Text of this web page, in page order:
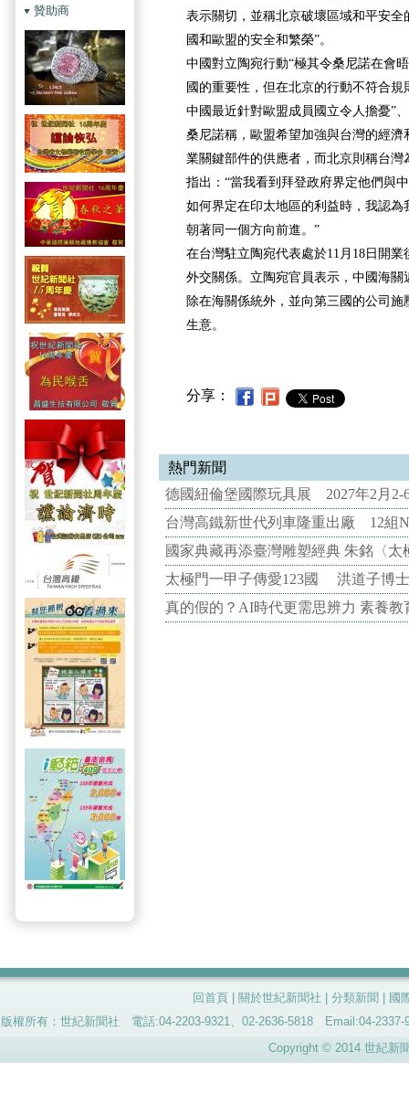
贊助商
表示關切，並稱北京破壞區域和平安全
國和歐盟的安全和繁榮”。
中國對立陶宛行動“極其令桑尼諾在會
國的重要性，但在北京的行動不符合
中國最近針對歐盟成員國立令人擔憂”、
桑尼諾稱，歐盟希望加強與台灣的經
業關鍵部件的供應者，而北京則稱台
指出：“當我看到拜登政府界定他們與
如何界定在印太地區的利益時，我認
朝著同一個方向前進。”
在台灣駐立陶宛代表處於11月18日開
外交關係。立陶宛官員表示，中國海
除在海關係統外，並向第三國的公司
生意。
分享：
熱門新聞
德國紐倫堡國際玩具展 2027年2月2-
台灣高鐵新世代列車隆重出廠 12組
國家典藏再添臺灣雕塑經典 朱銘〈
太極門一甲子傳愛123國 洪道子博
真的假的？AI時代更需思辨力 素養
回首頁 關於世紀新聞社 分類新聞
國
版權所有：世紀新聞社 電話:04-2203-9321、02-2636-5818 Email:04-
Copyright © 2014 世紀新